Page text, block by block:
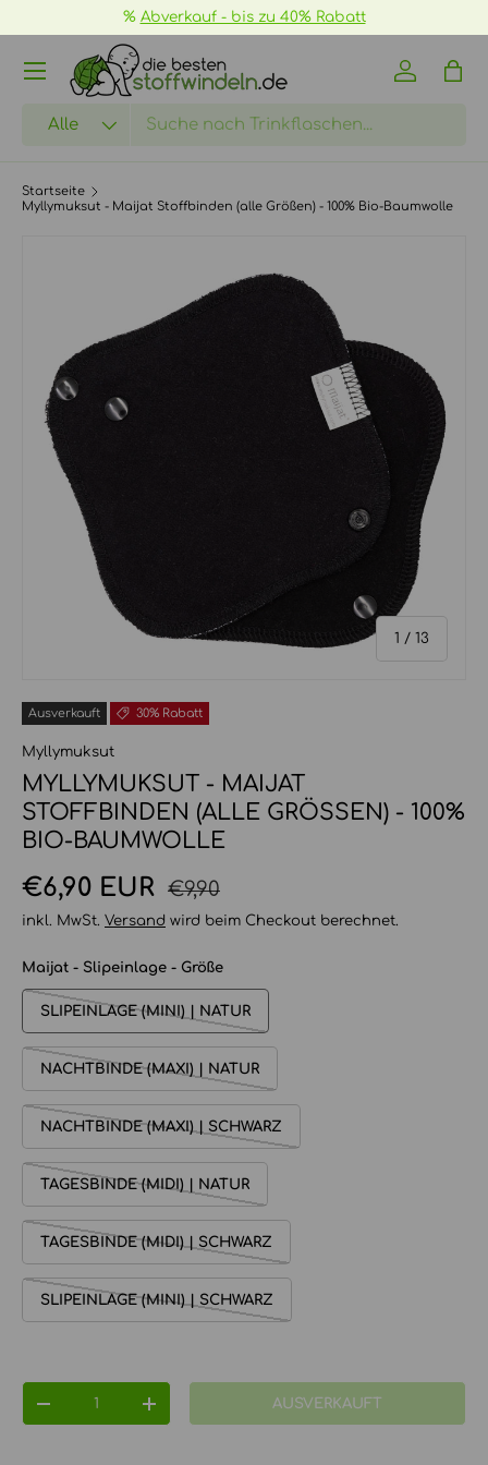
DIREKT ZUM INHALT
% Abverkauf - bis zu 40% Rabatt
Suchen
Alle
Einloggen
Startseite
Myllymuksut - Maijat Stoffbinden (alle Größen) - 100% Bio-Baumwolle
ZU PRODUKTINFORMATIONEN SPRINGEN
1 / von
13
Ausverkauft 30% Rabatt
Myllymuksut
MYLLYMUKSUT - MAIJAT
STOFFBINDEN (ALLE GRÖSSEN) - 100% B
IO-BAUMWOLLE
Verkaufspreis
€6,90 EUR Normaler Preis
€9,90
inkl. MwSt. Versand wird beim Checkout berechnet.
Maijat - Slipeinlage - Größe
SLIPEINLAGE (MINI) | NATUR
NACHTBINDE (MAXI) | NATUR
NACHTBINDE (MAXI) | SCHWARZ
TAGESBINDE (MIDI) | NATUR
TAGESBINDE (MIDI) | SCHWARZ
SLIPEINLAGE (MINI) | SCHWARZ
MENGE VERRINGERNMENGE ERHÖHENAUSVERKAUFT